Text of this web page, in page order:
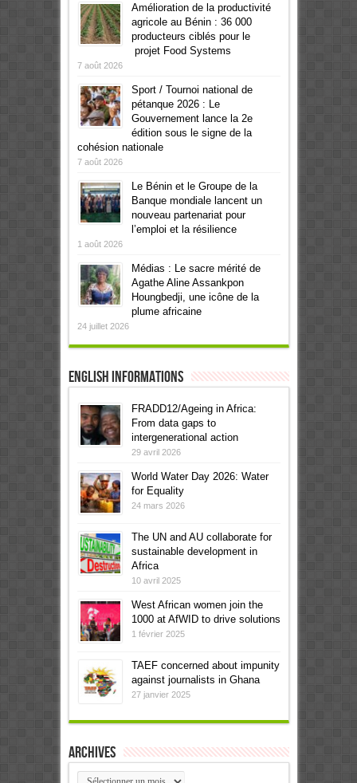
Amélioration de la productivité
agricole au Bénin : 36 000
producteurs ciblés pour le
projet Food Systems
7 août 2026
Sport / Tournoi national de
pétanque 2026 : Le
Gouvernement lance la 2e
édition sous le signe de la
cohésion nationale
7 août 2026
Le Bénin et le Groupe de la
Banque mondiale lancent un
nouveau partenariat pour
l’emploi et la résilience
1 août 2026
Médias : Le sacre mérité de
Agathe Aline Assankpon
Houngbedji, une icône de la
plume africaine
24 juillet 2026
English informations
FRADD12/Ageing in Africa:
From data gaps to
intergenerational action
29 avril 2026
World Water Day 2026: Water
for Equality
24 mars 2026
The UN and AU collaborate for
sustainable development in
Africa
10 avril 2025
West African women join the
1000 at AfWID to drive solutions
1 février 2025
TAEF concerned about impunity
against journalists in Ghana
27 janvier 2025
Archives
Archives